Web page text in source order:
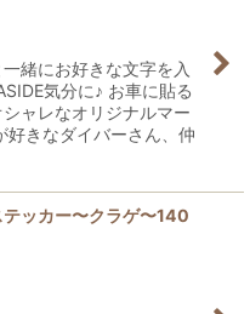
緒にお好きな文字を入
気分に♪ お車に貼る
ャレなオリジナルマー
好きなダイバーさん、仲
ッカー〜クラゲ〜140